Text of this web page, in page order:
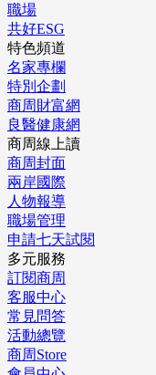
職場
共好ESG
特色頻道
名家專欄
特別企劃
商周財富網
良醫健康網
商周線上讀
商周封面
兩岸國際
人物報導
職場管理
申請七天試閱
多元服務
訂閱商周
客服中心
常見問答
活動總覽
商周Store